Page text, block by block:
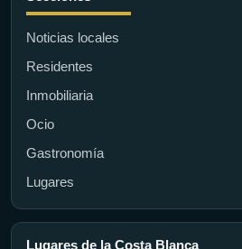
Noticias locales
Residentes
Inmobiliaria
Ocio
Gastronomía
Lugares
Lugares de la Costa Blanca